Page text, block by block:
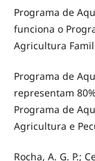
Programa de
funciona o
Agricultura
Programa de
representam
Programa de
Agricultura e
Rocha, A. G. P.;